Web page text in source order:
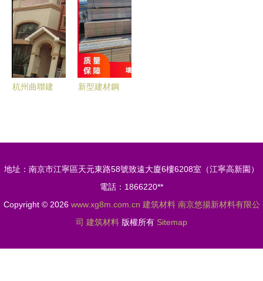
程施工合同
順利履行
環背后的現
實挑戰
杭州曲聯建
新型建材鋼
地址：南京市江寧區天元東路58號致遠大廈6樓6208室（江寧高新園）
電話：1866220**
Copyright © 2026 www.xg8m.com.cn 建筑材料 南京悠揚新材料有限公
司 建筑材料 版權所有 Sitemap